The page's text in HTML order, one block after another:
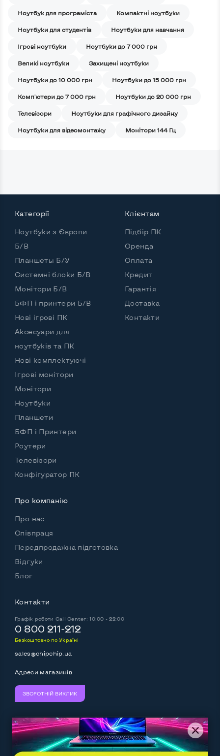
Ноутбук для програміста Компактні ноутбуки
Ноутбуки для студентів Ноутбуки для навчання
Iгрові ноутбуки Ноутбуки до 7 000 грн
Великі ноутбуки Захищені ноутбуки
Ноутбуки до 10 000 грн Ноутбуки до 15 000 грн
Комп'ютери до 7 000 грн Ноутбуки до 20 000 грн
Телевізори Ноутбуки для графічного дизайну
Ноутбуки для відеомонтажу Монітори 144 Гц
Категорії
Ноутбуки з Європи
Б/В
Планшеты Б/У
Системні блоки Б/В
Монітори Б/В
БФП і принтери Б/В
Нові ігрові ПК
Аксесуари для
ноутбуків та ПК
Нові комплектуючі
Ігрові монітори
Монітори
Ноутбуки
Планшети
БФП і Принтери
Роутери
Телевізори
Конфігуратор ПК
Клієнтам
Підбір ПК
Оренда
Оплата
Кредит
Гарантія
Доставка
Контакти
Про компанію
Про нас
Співпраця
Передпродажна підготовка
Відгуки
Блог
Контакти
Графік роботи Call Center: 10:00 - 22:00
0 800 211-212
Безкоштовно по Україні
sales@chipchip.ua
Адреси магазинів
ЗВОРОТНІЙ ВИКЛИК
Ми приймаємо: Слідкуйте за нами: